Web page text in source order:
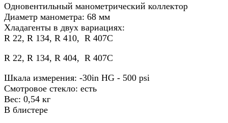
Одновентильный манометрический коллектор
Диаметр манометра: 68 мм
Хладагенты в двух вариациях:
R 22, R 134, R 410, R 407C
R 22, R 134, R 404, R 407C
Шкала измерения: -30in HG - 500 psi
Смотровое стекло: есть
Вес: 0,54 кг
В блистере